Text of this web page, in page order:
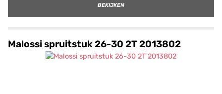
BEKIJKEN
Malossi spruitstuk 26-30 2T 2013802